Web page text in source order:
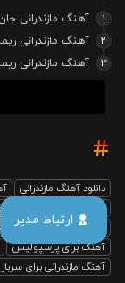
ارتباط مدیر
1
آهنگ مازندرانی
2
آهنگ مازندرانی
3
آهنگ مازندرانی
دانلود آهنگ مازندرانی
بابل صدا ریمیکس
آهنگ برای پرسپولیس
آهنگ مازندرانی برای سرباز